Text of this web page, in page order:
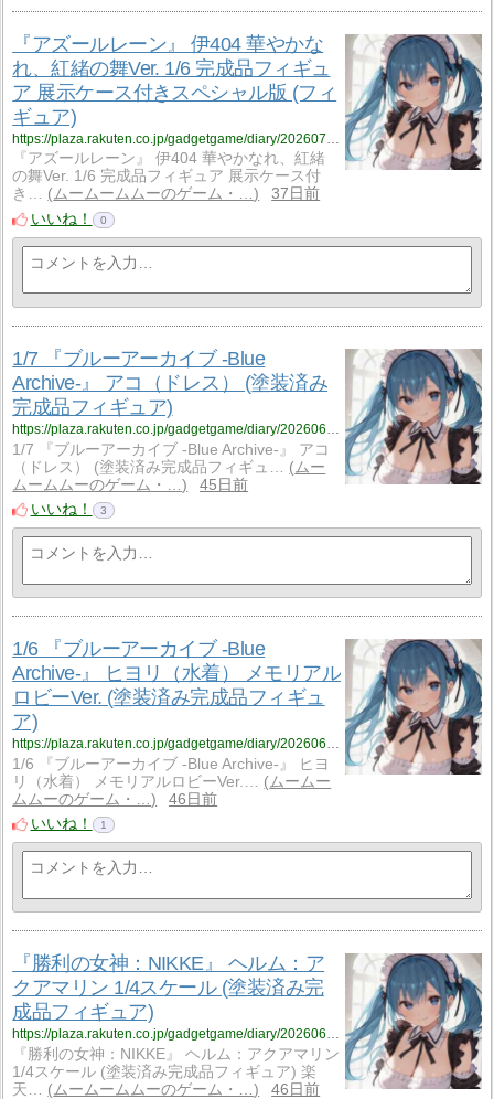
『アズールレーン』 伊404 華やかな
れ、紅緒の舞Ver. 1/6 完成品フィギュ
ア 展示ケース付きスペシャル版 (フィ
ギュア)
https://plaza.rakuten.co.jp/gadgetgame/diary/202607010000/
『アズールレーン』 伊404 華やかなれ、紅緒
の舞Ver. 1/6 完成品フィギュア 展示ケース付
き…
ムームームムーのゲーム・…
37日前
いいね！
0
1/7 『ブルーアーカイブ -Blue
Archive-』 アコ（ドレス） (塗装済み
完成品フィギュア)
https://plaza.rakuten.co.jp/gadgetgame/diary/202606230000/
1/7 『ブルーアーカイブ -Blue Archive-』 アコ
（ドレス） (塗装済み完成品フィギュ…
ムー
ムームムーのゲーム・…
45日前
いいね！
3
1/6 『ブルーアーカイブ -Blue
Archive-』 ヒヨリ（水着） メモリアル
ロビーVer. (塗装済み完成品フィギュ
ア)
https://plaza.rakuten.co.jp/gadgetgame/diary/202606220000/
1/6 『ブルーアーカイブ -Blue Archive-』 ヒヨ
リ（水着） メモリアルロビーVer.…
ムームー
ムムーのゲーム・…
46日前
いいね！
1
『勝利の女神：NIKKE』 ヘルム：ア
クアマリン 1/4スケール (塗装済み完
成品フィギュア)
https://plaza.rakuten.co.jp/gadgetgame/diary/202606210000/
『勝利の女神：NIKKE』 ヘルム：アクアマリン
1/4スケール (塗装済み完成品フィギュア) 楽
天…
ムームームムーのゲーム・…
46日前